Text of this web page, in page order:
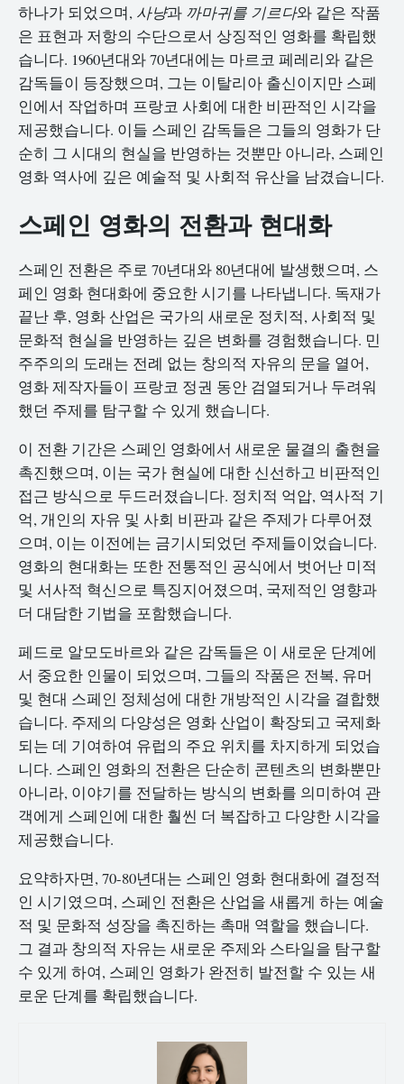
하나가 되었으며, 사냥과 까마귀를 기르다와 같은 작품
은 표현과 저항의 수단으로서 상징적인 영화를 확립했
습니다. 1960년대와 70년대에는 마르코 페레리와 같은
감독들이 등장했으며, 그는 이탈리아 출신이지만 스페
인에서 작업하며 프랑코 사회에 대한 비판적인 시각을
제공했습니다. 이들 스페인 감독들은 그들의 영화가 단
순히 그 시대의 현실을 반영하는 것뿐만 아니라, 스페인
영화 역사에 깊은 예술적 및 사회적 유산을 남겼습니다.
스페인 영화의 전환과 현대화
스페인 전환은 주로 70년대와 80년대에 발생했으며, 스
페인 영화 현대화에 중요한 시기를 나타냅니다. 독재가
끝난 후, 영화 산업은 국가의 새로운 정치적, 사회적 및
문화적 현실을 반영하는 깊은 변화를 경험했습니다. 민
주주의의 도래는 전례 없는 창의적 자유의 문을 열어,
영화 제작자들이 프랑코 정권 동안 검열되거나 두려워
했던 주제를 탐구할 수 있게 했습니다.
이 전환 기간은 스페인 영화에서 새로운 물결의 출현을
촉진했으며, 이는 국가 현실에 대한 신선하고 비판적인
접근 방식으로 두드러졌습니다. 정치적 억압, 역사적 기
억, 개인의 자유 및 사회 비판과 같은 주제가 다루어졌
으며, 이는 이전에는 금기시되었던 주제들이었습니다.
영화의 현대화는 또한 전통적인 공식에서 벗어난 미적
및 서사적 혁신으로 특징지어졌으며, 국제적인 영향과
더 대담한 기법을 포함했습니다.
페드로 알모도바르와 같은 감독들은 이 새로운 단계에
서 중요한 인물이 되었으며, 그들의 작품은 전복, 유머
및 현대 스페인 정체성에 대한 개방적인 시각을 결합했
습니다. 주제의 다양성은 영화 산업이 확장되고 국제화
되는 데 기여하여 유럽의 주요 위치를 차지하게 되었습
니다. 스페인 영화의 전환은 단순히 콘텐츠의 변화뿐만
아니라, 이야기를 전달하는 방식의 변화를 의미하여 관
객에게 스페인에 대한 훨씬 더 복잡하고 다양한 시각을
제공했습니다.
요약하자면, 70-80년대는 스페인 영화 현대화에 결정적
인 시기였으며, 스페인 전환은 산업을 새롭게 하는 예술
적 및 문화적 성장을 촉진하는 촉매 역할을 했습니다.
그 결과 창의적 자유는 새로운 주제와 스타일을 탐구할
수 있게 하여, 스페인 영화가 완전히 발전할 수 있는 새
로운 단계를 확립했습니다.